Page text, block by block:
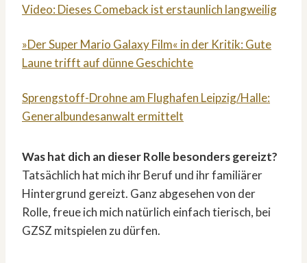
Video: Dieses Comeback ist erstaunlich langweilig
»Der Super Mario Galaxy Film« in der Kritik: Gute
Laune trifft auf dünne Geschichte
Sprengstoff-Drohne am Flughafen Leipzig/Halle:
Generalbundesanwalt ermittelt
Was hat dich an dieser Rolle besonders gereizt?
Tatsächlich hat mich ihr Beruf und ihr familiärer
Hintergrund gereizt. Ganz abgesehen von der
Rolle, freue ich mich natürlich einfach tierisch, bei
GZSZ mitspielen zu dürfen.